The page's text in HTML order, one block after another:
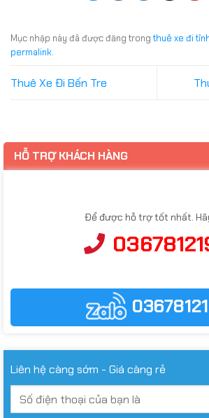
Mục nhập này đã được đăng trongthuê xe đi
permalink.
Thuê Xe Đi Bến Tre
HỖ TRỢ KHÁCH HÀNG
Để được hỗ trợ tốt nhất.
Liên hệ càng sớm - Giá càng rẻ